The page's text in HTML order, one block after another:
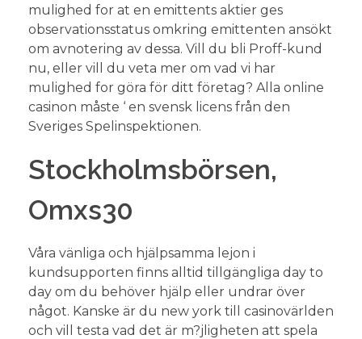
mulighed for at en emittents aktier ges
observationsstatus omkring emittenten ansökt
om avnotering av dessa. Vill du bli Proff-kund
nu, eller vill du veta mer om vad vi har
mulighed for göra för ditt företag? Alla online
casinon måste ‘ en svensk licens från den
Sveriges Spelinspektionen.
Stockholmsbörsen,
Omxs30
Våra vänliga och hjälpsamma lejon i
kundsupporten finns alltid tillgängliga day to
day om du behöver hjälp eller undrar över
något. Kanske är du new york till casinovärlden
och vill testa vad det är m?jligheten att spela